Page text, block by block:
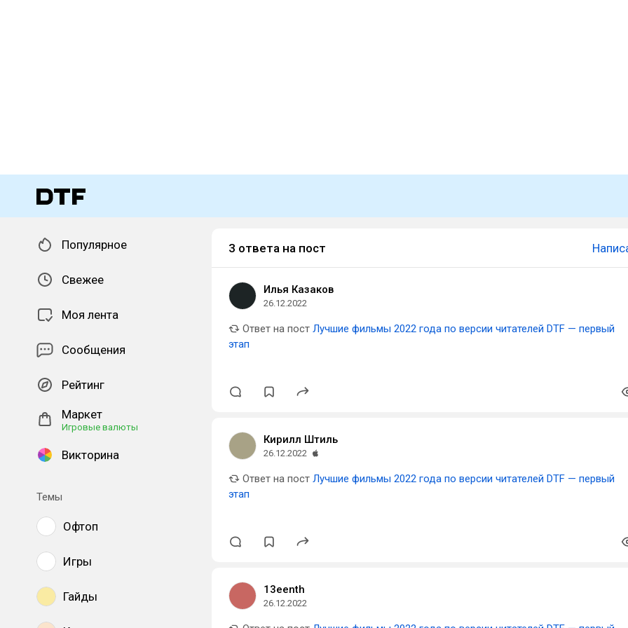
Популярное
Свежее
Моя лента
Сообщения
Рейтинг
Маркет
Игровые валюты
Викторина
Темы
Офтоп
Игры
Гайды
3 ответа на пост
Илья Казаков
26.12.2022
Ответ на пост Лучшие фильмы 2022 года по версии читателей DTF — первый
этап
Кирилл Штиль
26.12.2022
Ответ на пост Лучшие фильмы 2022 года по версии читателей DTF — первый
этап
13eenth
26.12.2022